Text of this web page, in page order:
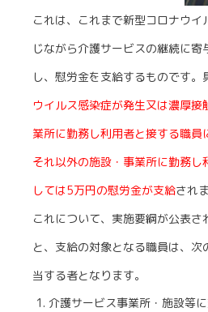
これは、これまで新型コロナウ
じながら介護サービスの継続に
し、慰労金を支給するものです。
ウイルス感染症が発生又は濃厚
業所に勤務し利用者と接する職員
それ以外の施設・事業所に勤務
しては5万円の慰労金が支給され
これについて、実施要綱が公表さ
と、支給の対象となる職員は、
当する者となります。
介護サービス事業所・施設等